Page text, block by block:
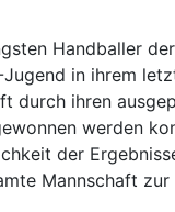
Handballer
in ihrem
durch ihren
werden
der
Mannschaft